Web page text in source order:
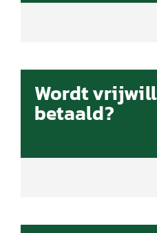
Wordt
betaald?